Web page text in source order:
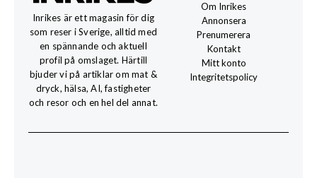
Inrikes är ett magasin för dig
som reser i Sverige, alltid med
en spännande och aktuell
profil på omslaget. Härtill
bjuder vi på artiklar om mat &
dryck, hälsa, AI, fastigheter
och resor och en hel del annat.
Om Inrikes
Annonsera
Prenumerera
Kontakt
Mitt konto
Integritetspolicy